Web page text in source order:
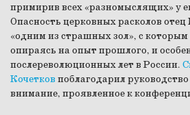
примирив всех «разномыслящих» у
Опасность церковных расколов
«одним из страшных зол», с
опираясь на опыт прошлого, и
послереволюционных лет в России.
Кочетков поблагодарил
внимание, проявленное к